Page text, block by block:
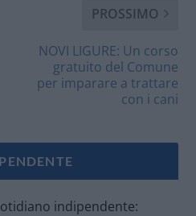
PROSSIMO
NOVI LIGURE: Un corso
gratuito del Comune
per imparare a trattare
con i cani
indipendente: